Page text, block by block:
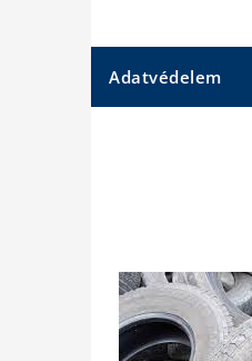
Adatvédelem